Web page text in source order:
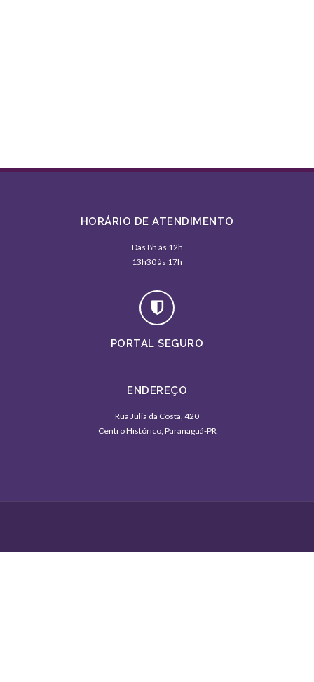
HORÁRIO DE ATENDIMENTO
Das 8h às 12h
13h30 às 17h
PORTAL SEGURO
ENDEREÇO
Rua Julia da Costa, 420
Centro Histórico, Paranaguá-PR